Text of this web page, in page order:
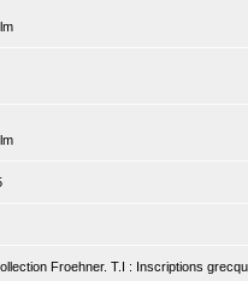
Froehner. T.I : Inscriptions